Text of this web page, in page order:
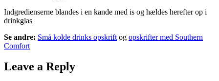
Indgredienserne blandes i en kande med is og hældes herefter op i
drinkglas
Se andre: Små kolde drinks opskrift og opskrifter med Southern
Comfort
Leave a Reply